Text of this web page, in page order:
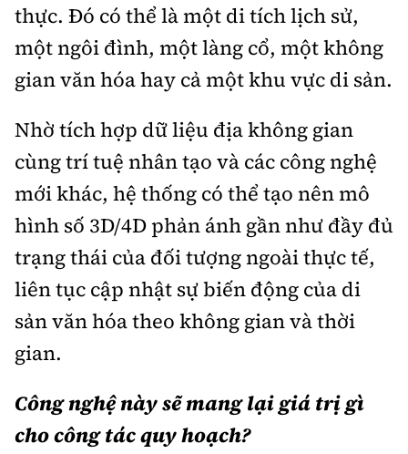
thực. Đó có thể là một di tích lịch sử,
một ngôi đình, một làng cổ, một không
gian văn hóa hay cả một khu vực di sản.
Nhờ tích hợp dữ liệu địa không gian
cùng trí tuệ nhân tạo và các công nghệ
mới khác, hệ thống có thể tạo nên mô
hình số 3D/4D phản ánh gần như đầy đủ
trạng thái của đối tượng ngoài thực tế,
liên tục cập nhật sự biến động của di
sản văn hóa theo không gian và thời
gian.
Công nghệ này sẽ mang lại giá trị gì
cho công tác quy hoạch?